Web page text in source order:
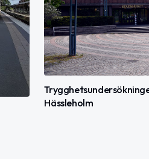
Hässleholm